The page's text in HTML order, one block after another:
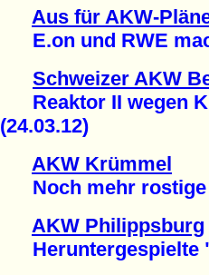
Aus für AKW-
E.on und RWE
Schweizer AKW
Reaktor II wegen
(24.03.12)
AKW Krümmel
Noch mehr rostige
AKW Philippsburg
Heruntergespielte